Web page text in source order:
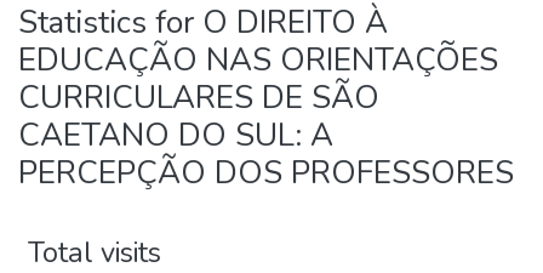
Statistics for O DIREITO À
EDUCAÇÃO NAS ORIENTAÇÕES
CURRICULARES DE SÃO
CAETANO DO SUL: A
PERCEPÇÃO DOS PROFESSORES
Total visits